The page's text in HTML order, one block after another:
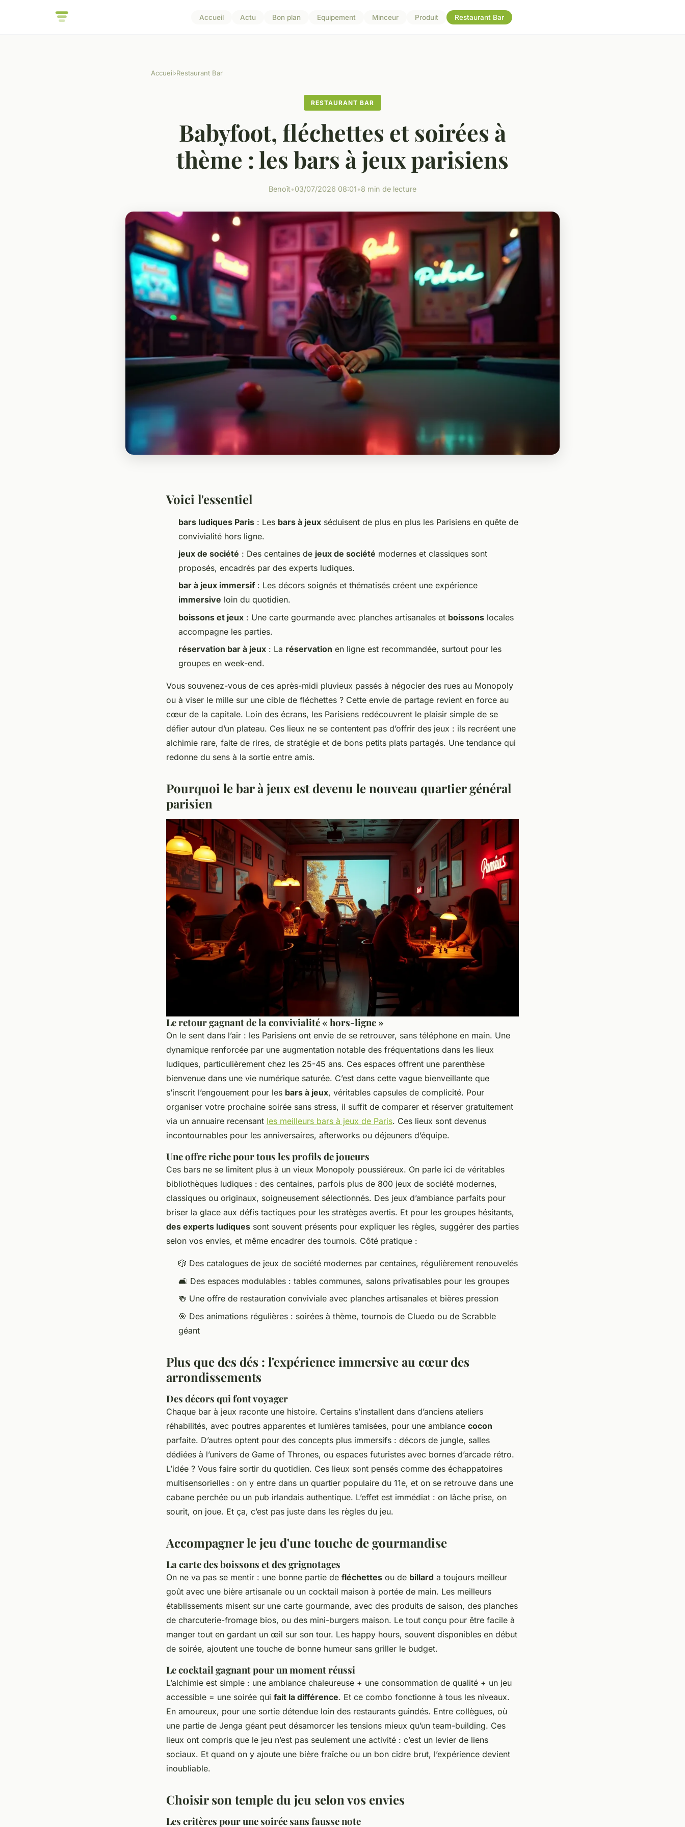
Accueil Actu Bon plan Equipement Minceur Produit Restaurant Bar
Accueil›Restaurant Bar
RESTAURANT BAR
Babyfoot, fléchettes et soirées à
thème : les bars à jeux parisiens
Benoît•03/07/2026 08:01•8 min de lecture
Voici l'essentiel
bars ludiques Paris : Les bars à jeux séduisent de plus en plus les Parisiens en quête de
convivialité hors ligne.
jeux de société : Des centaines de jeux de société modernes et classiques sont
proposés, encadrés par des experts ludiques.
bar à jeux immersif : Les décors soignés et thématisés créent une expérience
immersive loin du quotidien.
boissons et jeux : Une carte gourmande avec planches artisanales et boissons locales
accompagne les parties.
réservation bar à jeux : La réservation en ligne est recommandée, surtout pour les
groupes en week-end.
Vous souvenez-vous de ces après-midi pluvieux passés à négocier des rues au Monopoly
ou à viser le mille sur une cible de fléchettes ? Cette envie de partage revient en force au
cœur de la capitale. Loin des écrans, les Parisiens redécouvrent le plaisir simple de se
défier autour d’un plateau. Ces lieux ne se contentent pas d’offrir des jeux : ils recréent une
alchimie rare, faite de rires, de stratégie et de bons petits plats partagés. Une tendance qui
redonne du sens à la sortie entre amis.
Pourquoi le bar à jeux est devenu le nouveau quartier général
parisien
Le retour gagnant de la convivialité « hors-ligne »
On le sent dans l’air : les Parisiens ont envie de se retrouver, sans téléphone en main. Une
dynamique renforcée par une augmentation notable des fréquentations dans les lieux
ludiques, particulièrement chez les 25-45 ans. Ces espaces offrent une parenthèse
bienvenue dans une vie numérique saturée. C’est dans cette vague bienveillante que
s’inscrit l’engouement pour les bars à jeux, véritables capsules de complicité. Pour
organiser votre prochaine soirée sans stress, il suffit de comparer et réserver gratuitement
via un annuaire recensant les meilleurs bars à jeux de Paris. Ces lieux sont devenus
incontournables pour les anniversaires, afterworks ou déjeuners d’équipe.
Une offre riche pour tous les profils de joueurs
Ces bars ne se limitent plus à un vieux Monopoly poussiéreux. On parle ici de véritables
bibliothèques ludiques : des centaines, parfois plus de 800 jeux de société modernes,
classiques ou originaux, soigneusement sélectionnés. Des jeux d’ambiance parfaits pour
briser la glace aux défis tactiques pour les stratèges avertis. Et pour les groupes hésitants,
des experts ludiques sont souvent présents pour expliquer les règles, suggérer des parties
selon vos envies, et même encadrer des tournois. Côté pratique :
🎲 Des catalogues de jeux de société modernes par centaines, régulièrement renouvelés
🛋️ Des espaces modulables : tables communes, salons privatisables pour les groupes
🍻 Une offre de restauration conviviale avec planches artisanales et bières pression
🎯 Des animations régulières : soirées à thème, tournois de Cluedo ou de Scrabble
géant
Plus que des dés : l'expérience immersive au cœur des
arrondissements
Des décors qui font voyager
Chaque bar à jeux raconte une histoire. Certains s’installent dans d’anciens ateliers
réhabilités, avec poutres apparentes et lumières tamisées, pour une ambiance cocon
parfaite. D’autres optent pour des concepts plus immersifs : décors de jungle, salles
dédiées à l’univers de Game of Thrones, ou espaces futuristes avec bornes d’arcade rétro.
L’idée ? Vous faire sortir du quotidien. Ces lieux sont pensés comme des échappatoires
multisensorielles : on y entre dans un quartier populaire du 11e, et on se retrouve dans une
cabane perchée ou un pub irlandais authentique. L’effet est immédiat : on lâche prise, on
sourit, on joue. Et ça, c’est pas juste dans les règles du jeu.
Accompagner le jeu d'une touche de gourmandise
La carte des boissons et des grignotages
On ne va pas se mentir : une bonne partie de fléchettes ou de billard a toujours meilleur
goût avec une bière artisanale ou un cocktail maison à portée de main. Les meilleurs
établissements misent sur une carte gourmande, avec des produits de saison, des planches
de charcuterie-fromage bios, ou des mini-burgers maison. Le tout conçu pour être facile à
manger tout en gardant un œil sur son tour. Les happy hours, souvent disponibles en début
de soirée, ajoutent une touche de bonne humeur sans griller le budget.
Le cocktail gagnant pour un moment réussi
L’alchimie est simple : une ambiance chaleureuse + une consommation de qualité + un jeu
accessible = une soirée qui fait la différence. Et ce combo fonctionne à tous les niveaux.
En amoureux, pour une sortie détendue loin des restaurants guindés. Entre collègues, où
une partie de Jenga géant peut désamorcer les tensions mieux qu’un team-building. Ces
lieux ont compris que le jeu n’est pas seulement une activité : c’est un levier de liens
sociaux. Et quand on y ajoute une bière fraîche ou un bon cidre brut, l’expérience devient
inoubliable.
Choisir son temple du jeu selon vos envies
Les critères pour une soirée sans fausse note